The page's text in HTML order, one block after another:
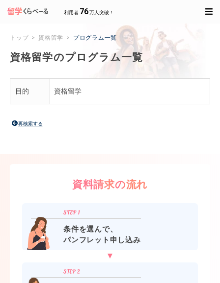
利用者 76万人突破！
トップ 資格留学 プログラム一覧
資格留学のプログラム一覧
目的 資格留学
再検索する
資料請求の流れ
条件を選んで、
パンフレット申し込み